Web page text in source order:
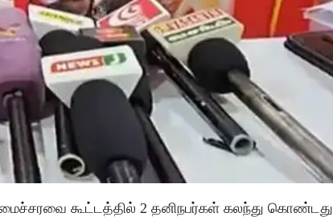
கூட்டத்தில் 2 தனிநபர்கள் கலந்து கொண்டது